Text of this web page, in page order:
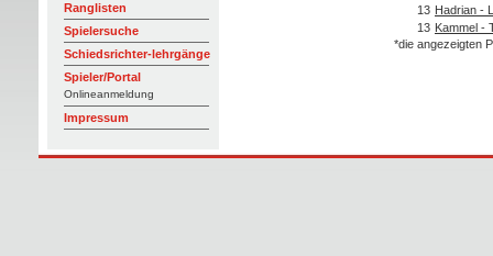
Ranglisten
Spielersuche
Schiedsrichter-lehrgänge
Spieler/Portal
Onlineanmeldung
Impressum
13 Hadrian -
13 Kammel -
*die angezeigten